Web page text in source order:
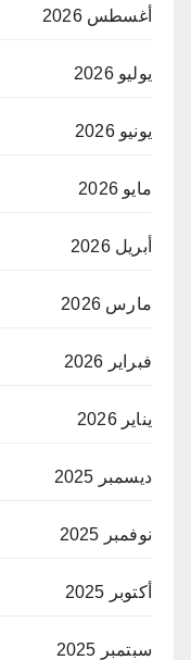
أغسطس 2026
يوليو 2026
يونيو 2026
مايو 2026
أبريل 2026
مارس 2026
فبراير 2026
يناير 2026
ديسمبر 2025
نوفمبر 2025
أكتوبر 2025
سبتمبر 2025